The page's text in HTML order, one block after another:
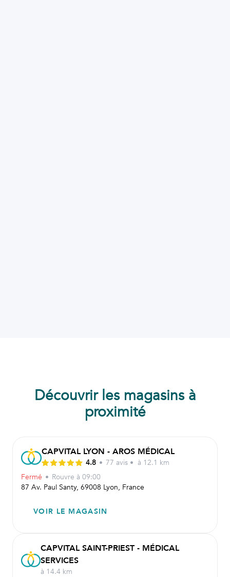
Découvrir les magasins à
proximité
CAPVITAL LYON - AROS MÉDICAL
4.8 • 77 avis • à 12.1 km
Fermé • Rouvre à 09:00
87 Av. Paul Santy, 69008 Lyon, France
VOIR LE MAGASIN
CAPVITAL SAINT-PRIEST - MÉDICAL
SERVICES
à 14.4 km